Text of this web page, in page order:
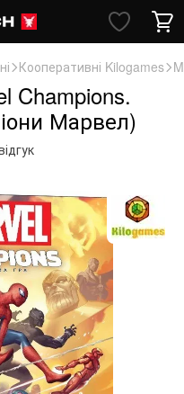
Кооперативні Kilogames
Champions.
Марвел)